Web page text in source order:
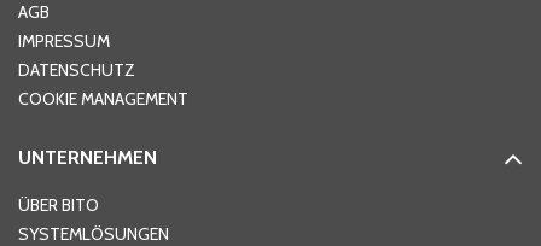
Telefon
AGB
IMPRESSUM
DATENSCHUTZ
COOKIE MANAGEMENT
UNTERNEHMEN
ÜBER BITO
SYSTEMLÖSUNGEN